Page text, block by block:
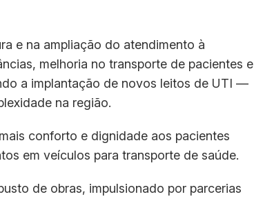
e na ampliação do atendimento à
melhoria no transporte de pacientes e
a implantação de novos leitos de UTI —
na região.
conforto e dignidade aos pacientes
em veículos para transporte de saúde.
de obras, impulsionado por parcerias